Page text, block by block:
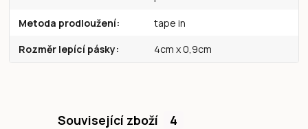
Metoda prodloužení tape in
Rozměr lepící pásky 4cm x 0,9cm
Související zboží 4